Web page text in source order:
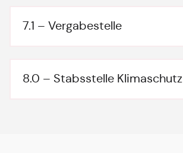
7.1 – Vergabestelle
8.0 – Stabsstelle Klimaschutz